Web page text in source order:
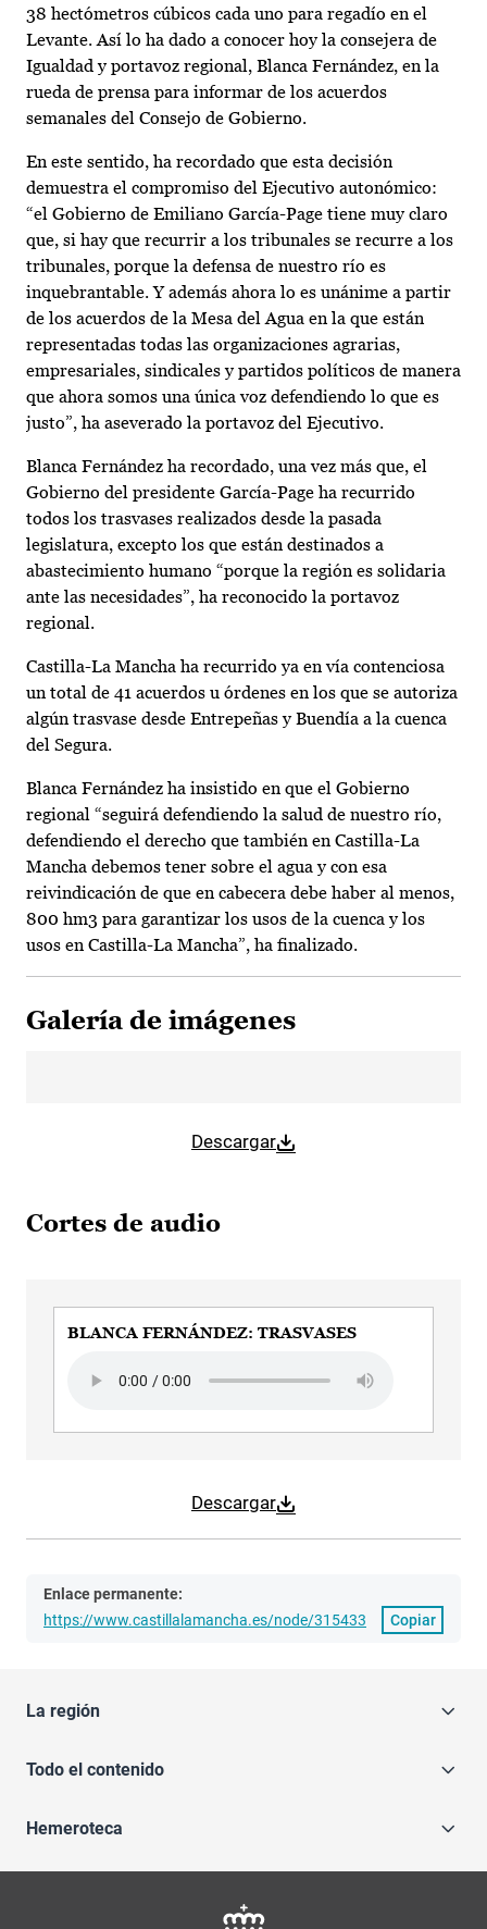
38 hectómetros cúbicos cada uno para regadío en el
Levante. Así lo ha dado a conocer hoy la consejera de
Igualdad y portavoz regional, Blanca Fernández, en la
rueda de prensa para informar de los acuerdos
semanales del Consejo de Gobierno.
En este sentido, ha recordado que esta decisión
demuestra el compromiso del Ejecutivo autonómico:
“el Gobierno de Emiliano García-Page tiene muy claro
que, si hay que recurrir a los tribunales se recurre a los
tribunales, porque la defensa de nuestro río es
inquebrantable. Y además ahora lo es unánime a partir
de los acuerdos de la Mesa del Agua en la que están
representadas todas las organizaciones agrarias,
empresariales, sindicales y partidos políticos de manera
que ahora somos una única voz defendiendo lo que es
justo”, ha aseverado la portavoz del Ejecutivo.
Blanca Fernández ha recordado, una vez más que, el
Gobierno del presidente García-Page ha recurrido
todos los trasvases realizados desde la pasada
legislatura, excepto los que están destinados a
abastecimiento humano “porque la región es solidaria
ante las necesidades”, ha reconocido la portavoz
regional.
Castilla-La Mancha ha recurrido ya en vía contenciosa
un total de 41 acuerdos u órdenes en los que se autoriza
algún trasvase desde Entrepeñas y Buendía a la cuenca
del Segura.
Blanca Fernández ha insistido en que el Gobierno
regional “seguirá defendiendo la salud de nuestro río,
defendiendo el derecho que también en Castilla-La
Mancha debemos tener sobre el agua y con esa
reivindicación de que en cabecera debe haber al menos,
800 hm3 para garantizar los usos de la cuenca y los
usos en Castilla-La Mancha”, ha finalizado.
Galería de imágenes
Descargar
Cortes de audio
Descargar
BLANCA FERNÁNDEZ: TRASVASES
Enlace permanente:
https://www.castillalamancha.es/node/315433
Copiar
La región
Todo el contenido
Hemeroteca